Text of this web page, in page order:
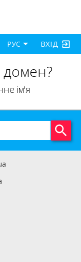
ВХІД
РУС
ім'я